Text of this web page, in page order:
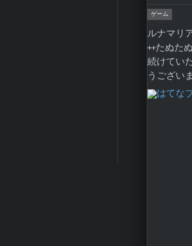
ゲーム
ルナマリ
++たぬた
続けてい
うござい